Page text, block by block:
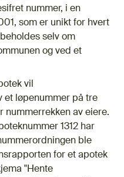
nummer, i en
som er unikt for hvert
selv om
og ved et
vil
et løpenummer på tre
nummerrekken av eiere.
1312 har
ble
for et apotek
"Hente